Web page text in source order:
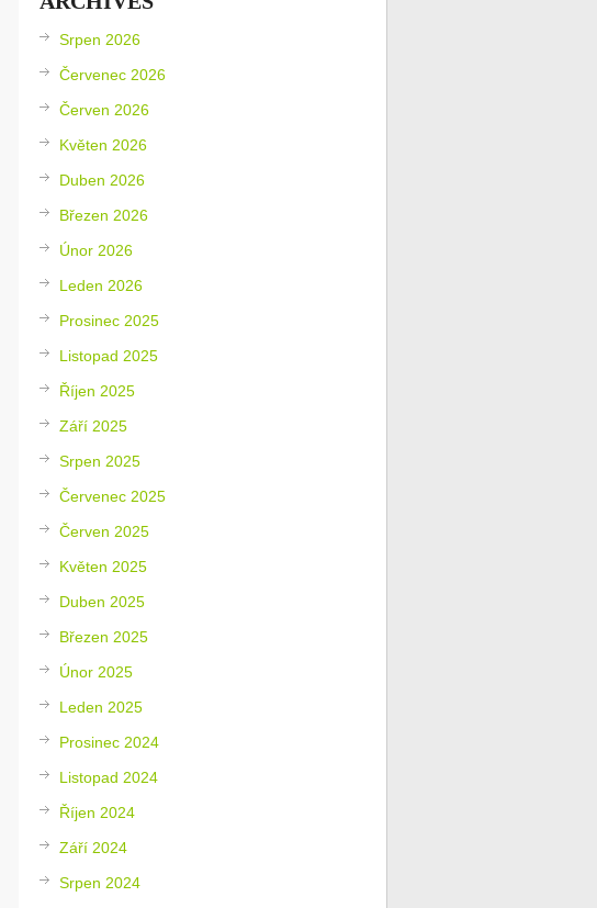
Srpen 2026
Červenec 2026
Červen 2026
Květen 2026
Duben 2026
Březen 2026
Únor 2026
Leden 2026
Prosinec 2025
Listopad 2025
Říjen 2025
Září 2025
Srpen 2025
Červenec 2025
Červen 2025
Květen 2025
Duben 2025
Březen 2025
Únor 2025
Leden 2025
Prosinec 2024
Listopad 2024
Říjen 2024
Září 2024
Srpen 2024